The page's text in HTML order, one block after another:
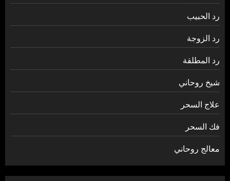
رد الحبيب
رد الزوجة
رد المطلقة
شيخ روحاني
علاج السحر
فك السحر
معالج روحاني